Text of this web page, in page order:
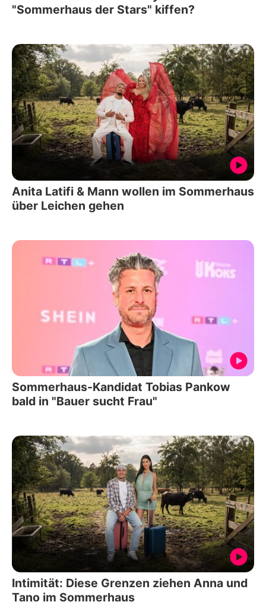
"Sommerhaus der Stars" kiffen?
Anita Latifi & Mann wollen im Sommerhaus
über Leichen gehen
Sommerhaus-Kandidat Tobias Pankow
bald in "Bauer sucht Frau"
Intimität: Diese Grenzen ziehen Anna und
Tano im Sommerhaus